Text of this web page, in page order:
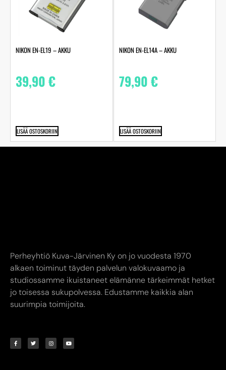
NIKON EN-EL19 – AKKU
39,90€
LISÄÄ OSTOSKORIIN
NIKON EN-EL14A – AKKU
79,90€
LISÄÄ OSTOSKORIIN
Perheyhtiö Kuva-Järvinen Ky on jo vuodesta 1970
alkaen toiminut täyden palvelun valokuvaamo ja
studiossamme ikuistaneet elämänne tärkeimmät hetket
jo toisessa sukupolvessa. Edustamme kaikkia alan
suurimpia toimijoita.